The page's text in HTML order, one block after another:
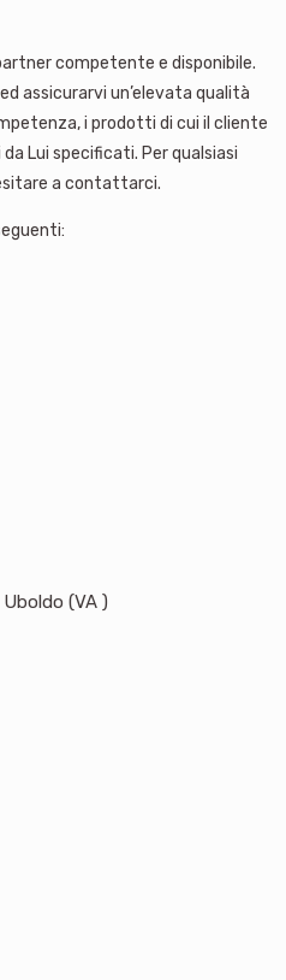
competente e disponibile.
assicurarvi un’elevata qualità
i prodotti di cui il cliente
Lui specificati. Per qualsiasi
a contattarci.
(VA )